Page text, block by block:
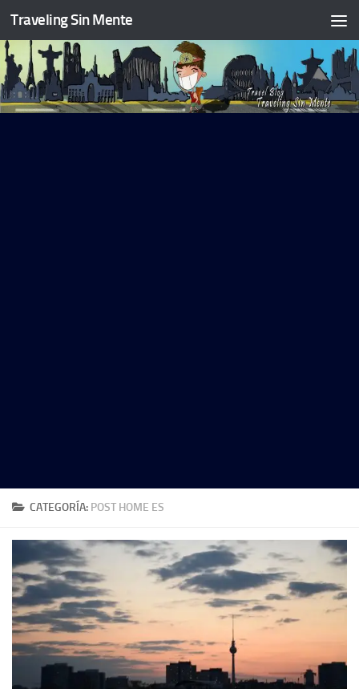
Saltar al contenido
Traveling Sin Mente
CATEGORÍA: POST HOME ES